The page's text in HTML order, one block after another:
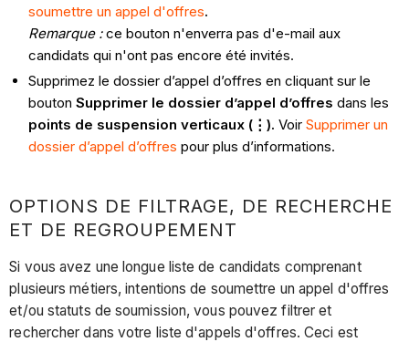
soumettre un appel d'offres.
Remarque :ce bouton n'enverra pas d'e-mail aux
candidats qui n'ont pas encore été invités.
Supprimez le dossier d’appel d’offres en cliquant sur le
boutonSupprimer le dossier d’appel d’offres dans les
points de suspension verticaux (⋮). VoirSupprimer un
dossier d’appel d’offres pour plus d’informations.
OPTIONS DE FILTRAGE, DE RECHERCHE
ET DE REGROUPEMENT
Si vous avez une longue liste de candidats comprenant
plusieurs métiers, intentions de soumettre un appel d'offres
et/ou statuts de soumission, vous pouvez filtrer et
rechercher dans votre liste d'appels d'offres. Ceci est